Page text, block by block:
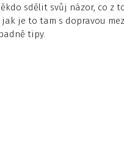
sdělit svůj názor, co z
je to tam s dopravou
tipy.